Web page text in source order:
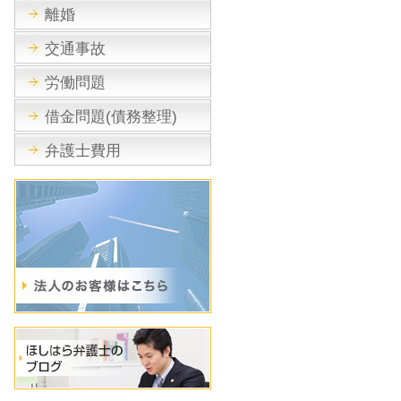
離婚
交通事故
労働問題
借金問題(債務整理)
弁護士費用